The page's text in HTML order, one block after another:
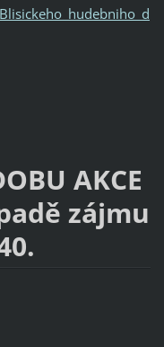
AKCE
zájmu